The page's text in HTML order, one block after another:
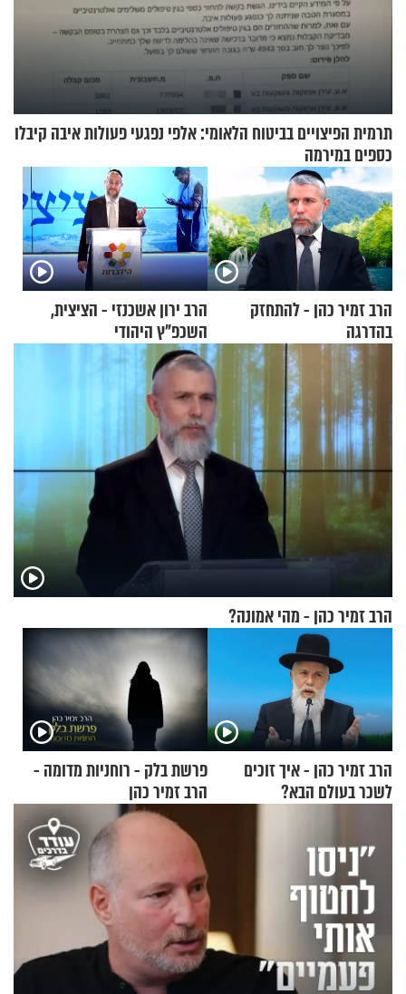
תרמית הפיצויים בביטוח הלאומי: אלפי נפגעי פעולות איבה קיבלו
כספים במירמה
הרב זמיר כהן - להתחזק
בהדרגה
הרב ירון אשכנזי - הציצית,
השכפ"ץ היהודי
הרב זמיר כהן - מהי אמונה?
הרב זמיר כהן - איך זוכים
לשכר בעולם הבא?
פרשת בלק - רוחניות מדומה -
הרב זמיר כהן